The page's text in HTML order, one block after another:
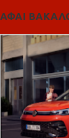
ΑΦΑΙ